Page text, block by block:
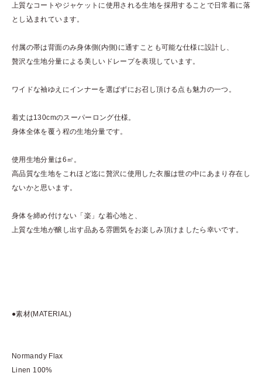
上質なコートやジャケットに使用される生地を採用することで日常着に落
とし込まれています。
付属の帯は背面のみ身体側(内側)に通すことも可能な仕様に設計し、
贅沢な生地分量による美しいドレープを表現しています。
ワイドな袖ゆえにインナーを選ばずにお召し頂ける点も魅力の一つ。
着丈は130cmのスーパーロング仕様。
身体全体を覆う程の生地分量です。
使用生地分量は6㎡。
高品質な生地をこれほど迄に贅沢に使用した衣服は世の中にあまり存在し
ないかと思います。
身体を締め付けない「楽」な着心地と、
上質な生地が醸し出す品ある雰囲気をお楽しみ頂けましたら幸いです。
●素材(MATERIAL)
Normandy Flax
Linen 100%